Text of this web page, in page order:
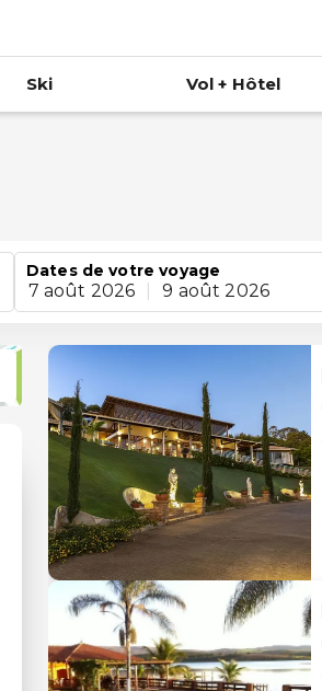
Ski Vol + Hôtel
Dates de votre voyage
7 août 2026 9 août 2026